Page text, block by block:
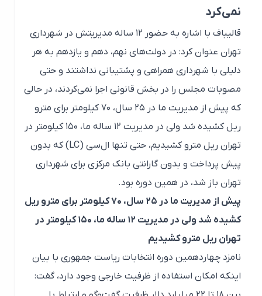
نمی‌کرد
قالیباف با اشاره به حضور ۱۲ ساله مدیریتش در شهرداری
تهران عنوان کرد: در دولت‌های نهم، دهم و یازدهم به هر
دلیلی با شهرداری همراهی و پشتیبانی نداشتند و حتی
مصوبات مجلس را در بخش قانونی اجرا نمی‌کردند، در حالی
که پیش از مدیریت ما در ۲۵ سال، ۷۰ کیلومتر برای مترو
ریل کشیده شد ولی در مدیریت ۱۲ ساله ما، ۱۵۰ کیلومتر در
تهران ریل مترو کشیدیم، حتی تنها ال‌سی (LC) که بدون
پیش پرداخت و بدون گارانتی بانک مرکزی برای شهرداری
تهران باز شد، در همین دوره بود.
پیش از مدیریت ما در ۲۵ سال، ۷۰ کیلومتر برای مترو ریل
کشیده شد ولی در مدیریت ۱۲ ساله ما، ۱۵۰ کیلومتر در
تهران ریل مترو کشیدیم
نامزد چهاردهمین دوره انتخابات ریاست جمهوری با بیان
اینکه امکان استفاده از ظرفیت خارجی وجود دارد، گفت: